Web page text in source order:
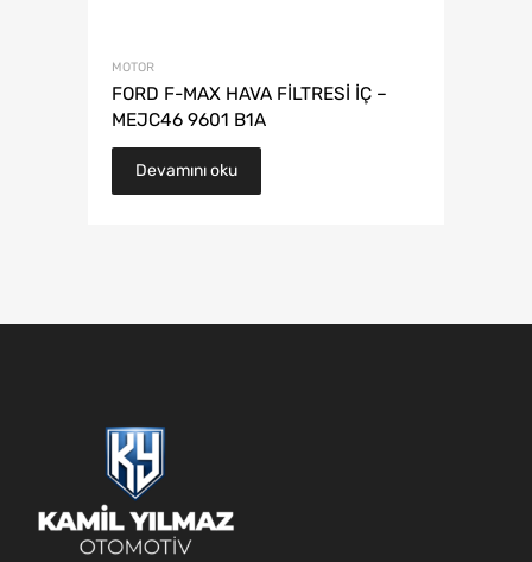
MOTOR
FORD F-MAX HAVA FİLTRESİ İÇ –
MEJC46 9601 B1A
Devamını oku